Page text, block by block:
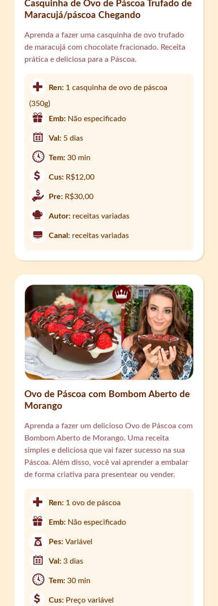
Casquinha de Ovo de Páscoa Trufado de
Maracujá/páscoa Chegando
Aprenda a fazer uma casquinha de ovo trufado
de maracujá com chocolate fracionado. Receita
prática e deliciosa para a Páscoa.
Ren: 1 casquinha de ovo de páscoa
(350g)
Emb: Não especificado
Val: 5 dias
Tem:30 min
Cus: R$12,00
Pre: R$30,00
Autor: receitas variadas
Canal: receitas variadas
Ovo de Páscoa com Bombom Aberto de
Morango
Aprenda a fazer um delicioso Ovo de Páscoa com
Bombom Aberto de Morango. Uma receita
simples e deliciosa que vai fazer sucesso na sua
Páscoa. Além disso, você vai aprender a embalar
de forma criativa para presentear ou vender.
Ren: 1 ovo de páscoa
Emb: Não especificado
Pes:Variável
Val:3 dias
Tem:30 min
Cus: Preço variável